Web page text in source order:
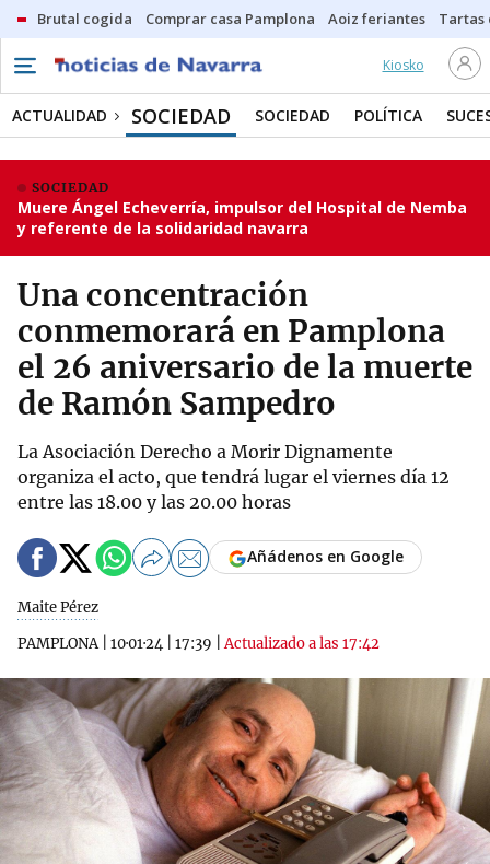
Brutal cogida Comprar casa Pamplona Aoiz feriantes Tartas
Kiosko
ACTUALIDAD SOCIEDAD SOCIEDAD POLÍTICA
SOCIEDAD
Muere Ángel Echeverría, impulsor del Hospital de Nemba
y referente de la solidaridad navarra
Una concentración
conmemorará en Pamplona
el 26 aniversario de la muerte
de Ramón Sampedro
La Asociación Derecho a Morir Dignamente
organiza el acto, que tendrá lugar el viernes día 12
entre las 18.00 y las 20.00 horas
Maite Pérez
PAMPLONA| 10·01·24 17:39 |Actualizado a las 17:42
Añádenos en Google